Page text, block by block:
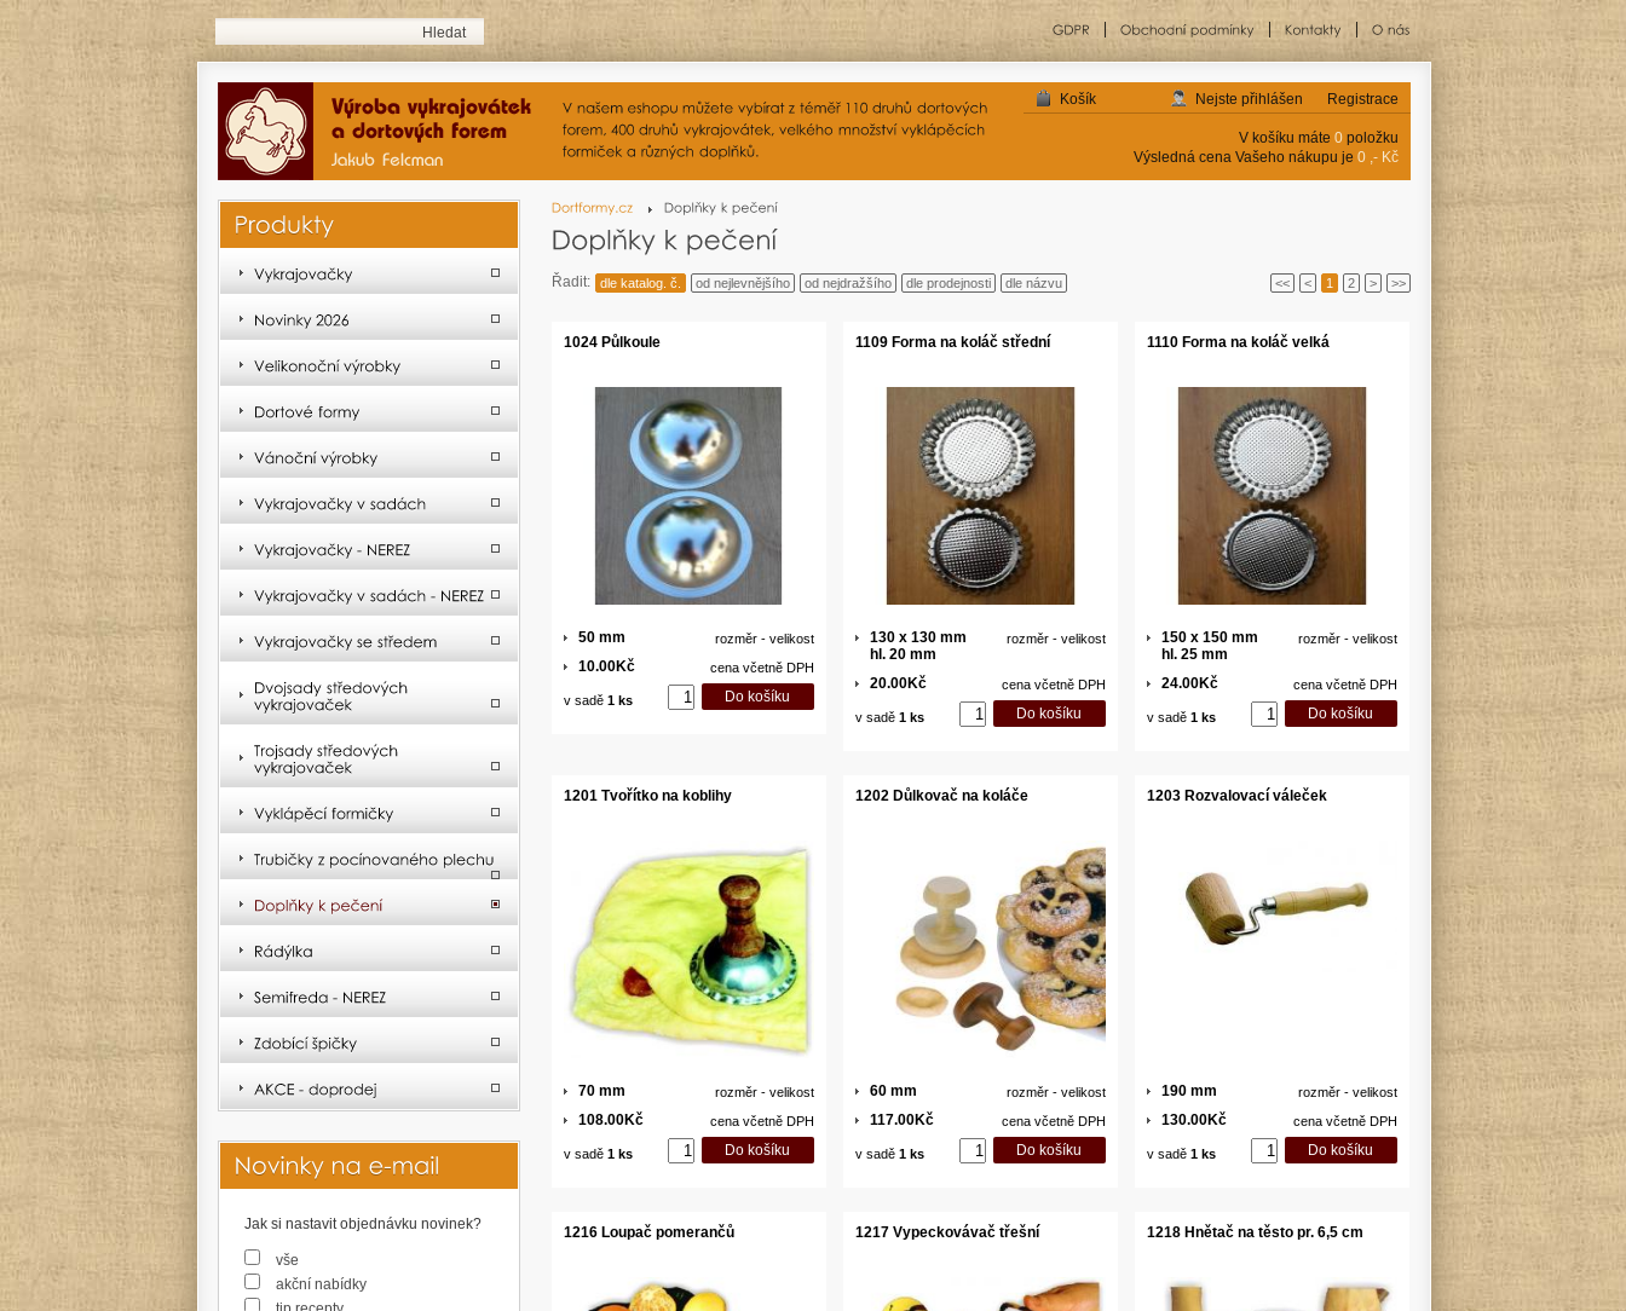
Registrace
Nejste přihlášen
Košík
V košíku máte 0 položku
Výsledná cena Vašeho nákupu je 0 ,- Kč
<< < 1 2 > >>
Řadit: dle katalog. č. od nejlevnějšího od nejdražšího dle prodejnosti dle názvu
1024 Půlkoule
rozměr - velikost
50 mm
cena včetně DPH
10.00Kč
v sadě 1 ks
1109 Forma na koláč střední
rozměr - velikost
130 x 130 mm
hl. 20 mm
cena včetně DPH
20.00Kč
v sadě 1 ks
1110 Forma na koláč velká
rozměr - velikost
150 x 150 mm
hl. 25 mm
cena včetně DPH
24.00Kč
v sadě 1 ks
1201 Tvořítko na koblihy
rozměr - velikost
70 mm
cena včetně DPH
108.00Kč
v sadě 1 ks
1202 Důlkovač na koláče
rozměr - velikost
60 mm
cena včetně DPH
117.00Kč
v sadě 1 ks
1203 Rozvalovací váleček
rozměr - velikost
190 mm
cena včetně DPH
130.00Kč
v sadě 1 ks
1216 Loupač pomerančů 1217 Vypeckovávač třešní 1218 Hnětač na těsto pr. 6,5 cm
Jak si nastavit objednávku novinek?
vše
akční nabídky